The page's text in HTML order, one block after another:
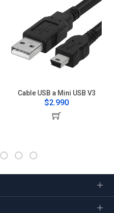
Cable USB a Mini USB V3
$2.990